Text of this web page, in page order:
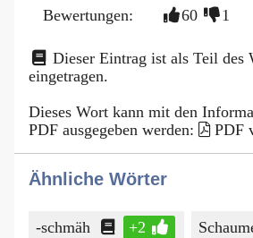
Bewertungen:
60 1
Dieser Eintrag ist als Teil des
eingetragen.
Dieses Wort kann mit den
PDF ausgegeben werden:
PDF
Ähnliche Wörter
-schmäh +2